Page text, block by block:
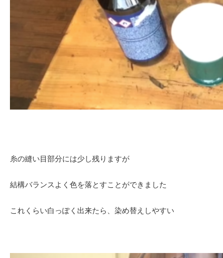
糸の縫い目部分には少し残りますが
結構バランスよく色を落とすことができました
これくらい白っぽく出来たら、染め替えしやすい